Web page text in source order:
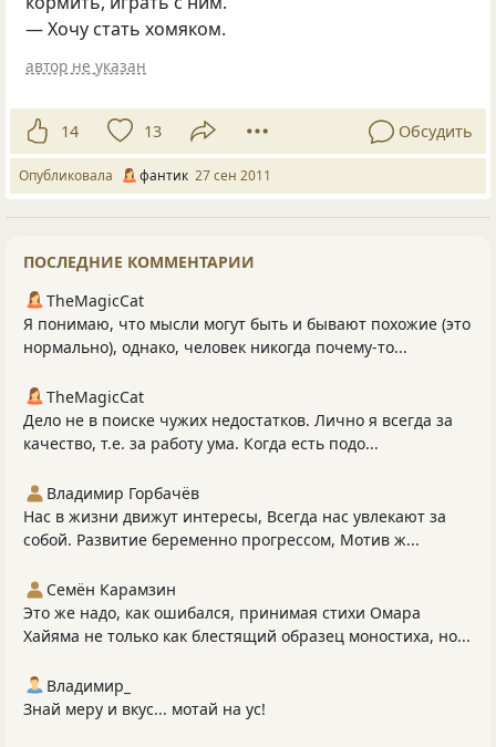
— Хочу стать хомяком.
автор не указан
14 13 Обсудить
Опубликовала фантик 27 сен 2011
ПОСЛЕДНИЕ КОММЕНТАРИИ
TheMagicCat
Я понимаю, что мысли могут быть и бывают похожие (это
нормально), однако, человек никогда почему-то...
TheMagicCat
Дело не в поиске чужих недостатков. Лично я всегда за
качество, т.е. за работу ума. Когда есть подо...
Владимир Горбачёв
Нас в жизни движут интересы, Всегда нас увлекают за
собой. Развитие беременно прогрессом, Мотив ж...
Семён Карамзин
Это же надо, как ошибался, принимая стихи Омара
Хайяма не только как блестящий образец моностиха, но...
Владимир_
Знай меру и вкус... мотай на ус!